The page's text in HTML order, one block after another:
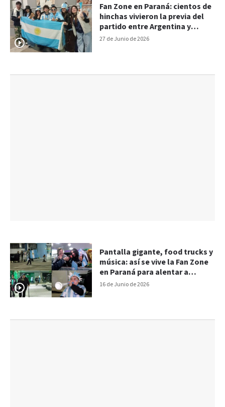
27 de Junio de 2026
Fan Zone en Paraná: cientos de
hinchas vivieron la previa del
partido entre Argentina y
Jordania
16 de Junio de 2026
Pantalla gigante, food trucks y
música: así se vive la Fan Zone
en Paraná para alentar a
Argentina